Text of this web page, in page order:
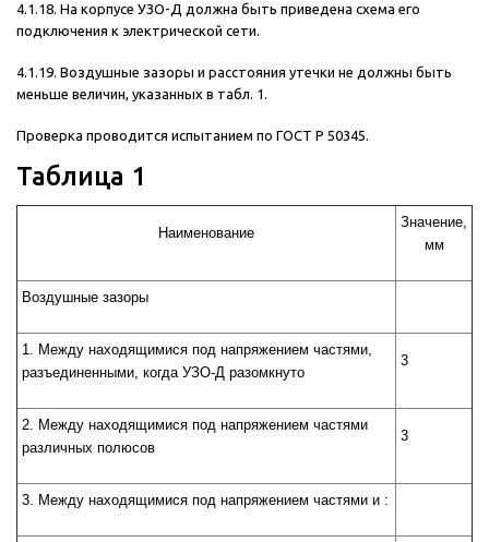
4.1.18. На корпусе УЗО-Д должна быть приведена схема его
подключения к электрической сети.
4.1.19. Воздушные зазоры и расстояния утечки не должны быть
меньше величин, указанных в табл. 1.
Проверка проводится испытанием по ГОСТ Р 50345.
Таблица 1
Наименование
Значение,
мм
Воздушные зазоры
1. Между находящимися под напряжением частями,
разъединенными, когда УЗО-Д разомкнуто
3
2. Между находящимися под напряжением частями
различных полюсов
3
3. Между находящимися под напряжением частями и :